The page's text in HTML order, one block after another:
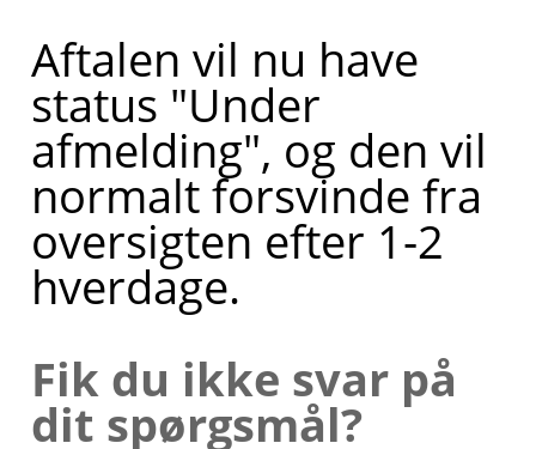
Aftalen vil nu have
status "Under
afmelding", og den vil
normalt forsvinde fra
oversigten efter 1-2
hverdage.
Fik du ikke svar på
dit spørgsmål?